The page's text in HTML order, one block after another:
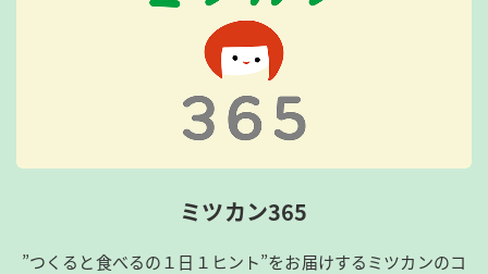
ミツカン365
”つくると食べるの１日１ヒント”をお届けするミツカンのコ